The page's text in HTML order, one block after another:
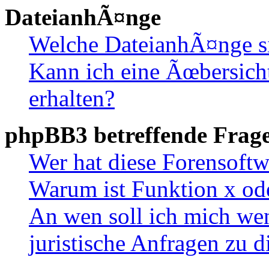
DateianhÃ¤nge
Welche DateianhÃ¤nge
Kann ich eine
erhalten?
phpBB3 betreffende
Wer hat diese
Warum ist Funktion x
An wen soll ich mich
juristische Anfragen zu